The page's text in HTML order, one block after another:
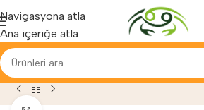
Navigasyona atla
Ana içeriğe atla
Yenilenen arayüzümüz ile hizmetinizdeyiz...
ve Egzersiz